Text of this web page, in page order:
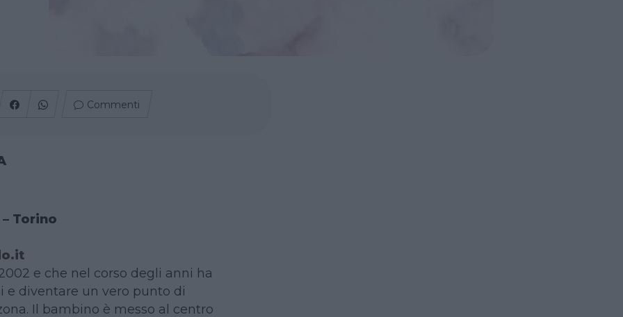
Commenti
Torino
e che nel corso degli anni ha
e diventare un vero punto di
Il bambino è messo al centro